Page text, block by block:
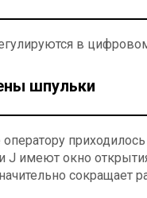
в
шпульки
J имеют окно
сокращает